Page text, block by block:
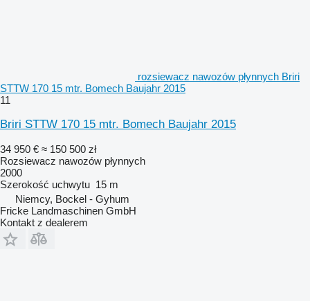
rozsiewacz nawozów płynnych Briri
STTW 170 15 mtr. Bomech Baujahr 2015
11
Briri STTW 170 15 mtr. Bomech Baujahr 2015
34 950 € ≈ 150 500 zł
Rozsiewacz nawozów płynnych
2000
Szerokość uchwytu 15 m
Niemcy, Bockel - Gyhum
Fricke Landmaschinen GmbH
Kontakt z dealerem